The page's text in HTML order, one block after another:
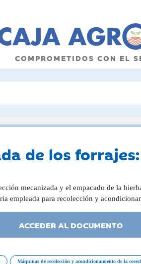
COMPROMETIDOS CON EL
de los
mecanizada y el empacado de la
empleada para recolección y
ACCEDER AL DOCUMENTO
Máquinas de recolección y acondicionamiento de la